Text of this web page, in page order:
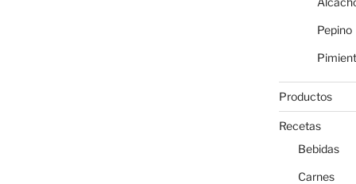
Pepino
Productos
Recetas
Bebidas
Carnes